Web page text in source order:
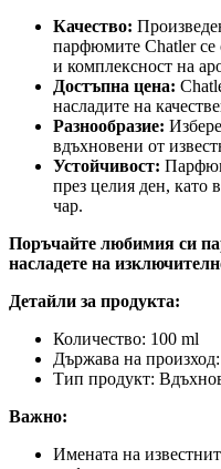
Качество:
парфюмите Chatler се
и комплексност на
Достъпна цена:
насладите на
Разнообразие:
вдъхновени от
Устойчивост:
през целия ден, като
чар.
Поръчайте любимия си
насладете на
Детайли за продукта:
Количество: 100 ml
Държава на
Тип продукт:
Важно:
Имената на